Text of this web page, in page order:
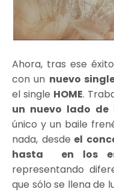
Ahora, tras ese
con un nuevo
el single HOME.
un nuevo lado
único y un baile
nada, desde el
hasta en los
representando
que sólo se llena de